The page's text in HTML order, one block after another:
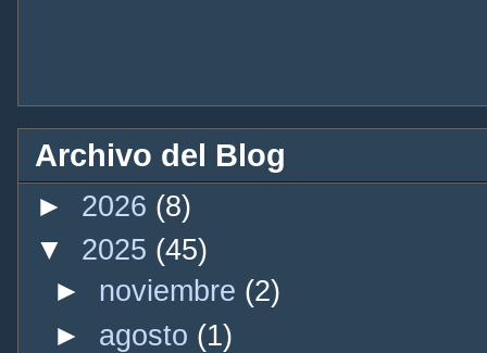
Archivo del Blog
► 2026 (8)
▼ 2025 (45)
► noviembre (2)
► agosto (1)